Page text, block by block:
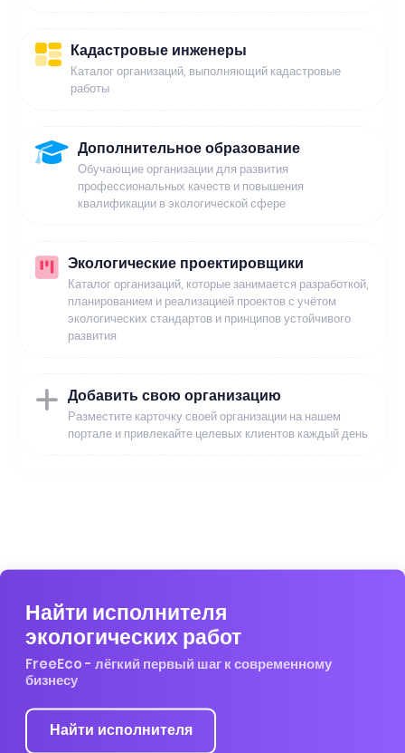
Кадастровые инженеры
Каталог организаций, выполняющий кадастровые
работы
Дополнительное образование
Обучающие организации для развития
профессиональных качеств и повышения
квалификации в экологической сфере
Экологические проектировщики
Каталог организаций, которые занимается разработкой,
планированием и реализацией проектов с учётом
экологических стандартов и принципов устойчивого
развития
Добавить свою организацию
Разместите карточку своей организации на нашем
портале и привлекайте целевых клиентов каждый день
Найти исполнителя
экологических работ
FreeEco - лёгкий первый шаг к современному
бизнесу
Найти исполнителя